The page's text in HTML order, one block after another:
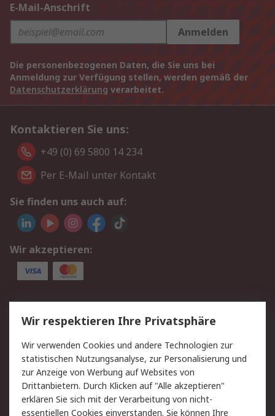
E-Mail-Anschrift
Anmelden
Die personenbezogenen Daten, die Sie uns bei
Anmeldung zur Verfügung stellen, werden gemäß der
Datenschutzerklärung verarbeitet.
Kontaktieren Sie uns:
+49 (0) 69 5800 14 234
Per E-Mail unter Kontakt
Sie finden uns auch auf:
Wir akzeptieren:
Service
Value Added Services
Lieferlösungen
Rücksendungen
Kontakt
Hilfe
Privatkunden
Rechtliches
Wir respektieren Ihre Privatsphäre
Wir verwenden Cookies und andere Technologien zur
statistischen Nutzungsanalyse, zur Personalisierung und
zur Anzeige von Werbung auf Websites von
Drittanbietern. Durch Klicken auf "Alle akzeptieren"
erklären Sie sich mit der Verarbeitung von nicht-
essentiellen Cookies einverstanden. Sie können Ihre